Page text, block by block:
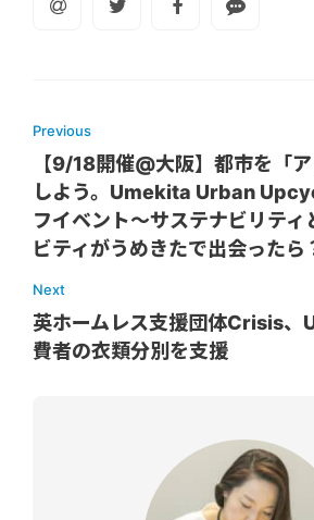
Previous
【9/18開催@大阪】都市を「ア
しよう。Umekita Urban
フイベント〜サステナビリティ
ビティがうめきたで出会ったら
Next
英ホームレス支援団体Crisis、
費者の衣類分別を支援